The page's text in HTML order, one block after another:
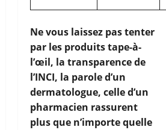
Ne vous laissez pas tenter
par les produits tape-à-
l’œil, la transparence de
l’INCI, la parole d’un
dermatologue, celle d’un
pharmacien rassurent
plus que n’importe quelle